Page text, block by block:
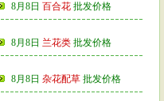
8月8日 百合花 批发价格
8月8日 兰花类 批发价格
8月8日 杂花配草 批发价格